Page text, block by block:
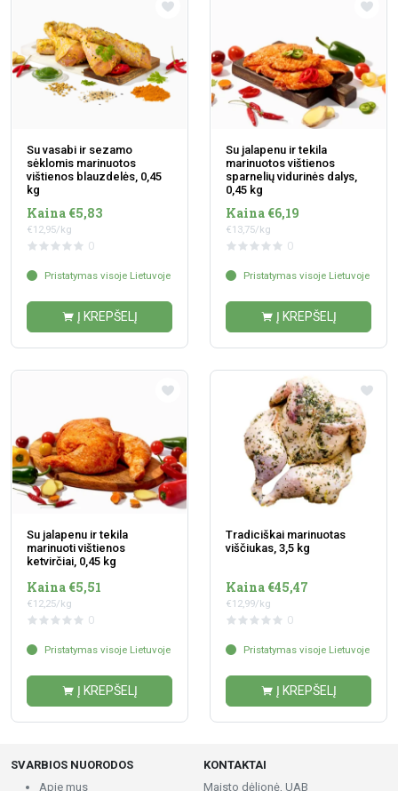
Su vasabi ir sezamo
sėklomis marinuotos
vištienos blauzdelės, 0,45
kg
Kaina €5,83
€12,95/kg
0
Pristatymas visoje Lietuvoje
Į KREPŠELĮ
Su jalapenu ir tekila
marinuotos vištienos
sparnelių vidurinės dalys,
0,45 kg
Kaina €6,19
€13,75/kg
0
Pristatymas visoje Lietuvoje
Į KREPŠELĮ
Su jalapenu ir tekila
marinuoti vištienos
ketvirčiai, 0,45 kg
Kaina €5,51
€12,25/kg
0
Pristatymas visoje Lietuvoje
Į KREPŠELĮ
Tradiciškai marinuotas
viščiukas, 3,5 kg
Kaina €45,47
€12,99/kg
0
Pristatymas visoje Lietuvoje
Į KREPŠELĮ
SVARBIOS NUORODOS
Apie mus
KONTAKTAI
Maisto dėlionė, UAB